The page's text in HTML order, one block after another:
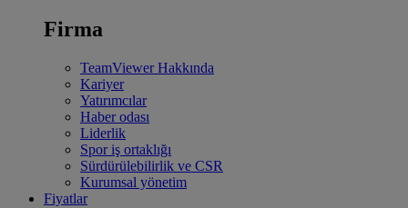
Firma
TeamViewer Hakkında
Kariyer
Yatırımcılar
Haber odası
Liderlik
Spor iş ortaklığı
Sürdürülebilirlik ve CSR
Kurumsal yönetim
Fiyatlar